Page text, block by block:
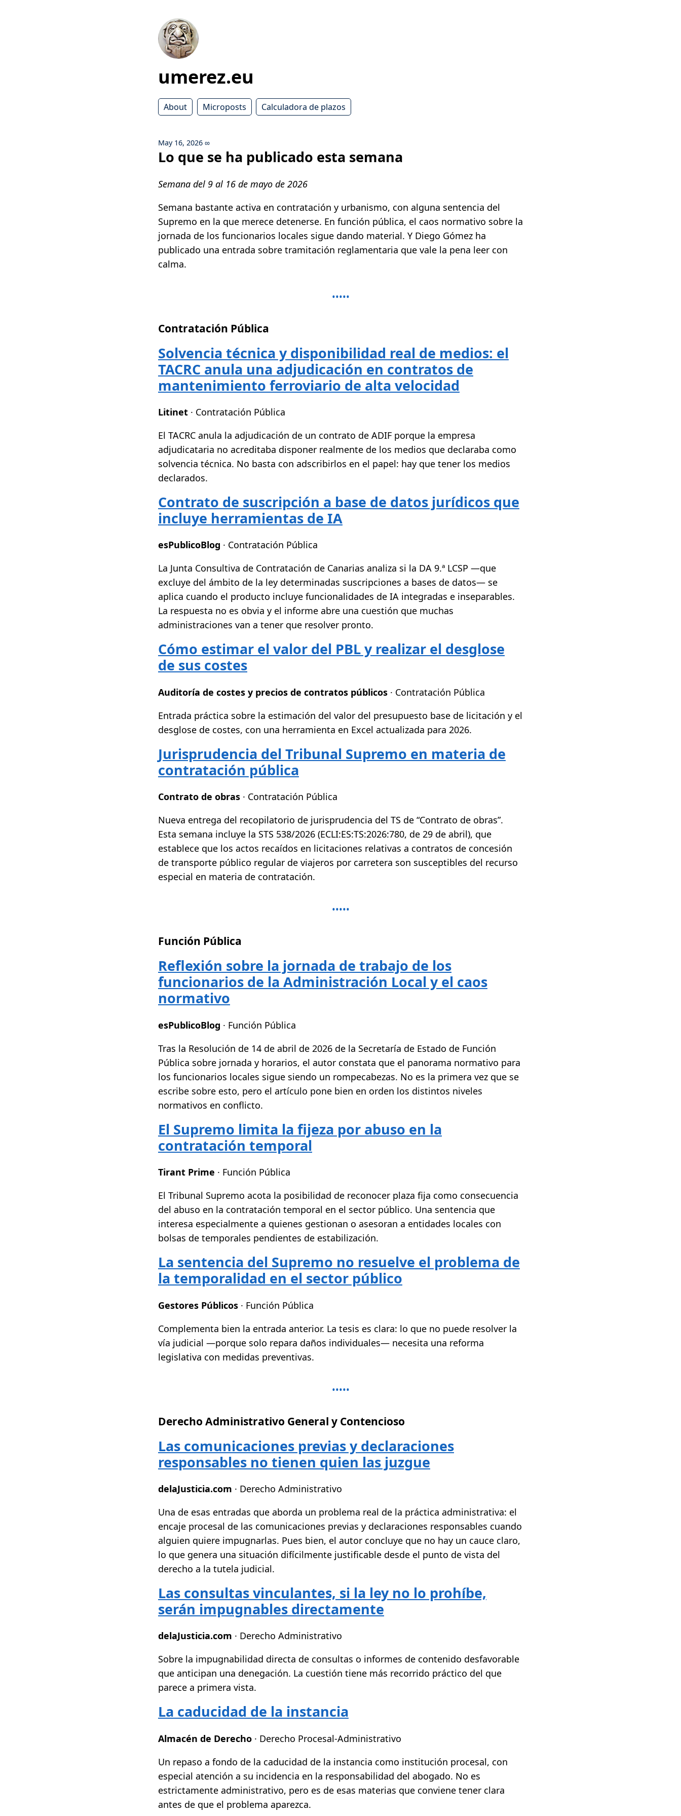
umerez.eu
About Microposts Calculadora de plazos
May 16, 2026 ∞
Lo que se ha publicado esta semana
Semana del 9 al 16 de mayo de 2026
Semana bastante activa en contratación y urbanismo, con alguna sentencia del
Supremo en la que merece detenerse. En función pública, el caos normativo sobre la
jornada de los funcionarios locales sigue dando material. Y Diego Gómez ha
publicado una entrada sobre tramitación reglamentaria que vale la pena leer con
calma.
Contratación Pública
Solvencia técnica y disponibilidad real de medios: el
TACRC anula una adjudicación en contratos de
mantenimiento ferroviario de alta velocidad
Litinet · Contratación Pública
El TACRC anula la adjudicación de un contrato de ADIF porque la empresa
adjudicataria no acreditaba disponer realmente de los medios que declaraba como
solvencia técnica. No basta con adscribirlos en el papel: hay que tener los medios
declarados.
Contrato de suscripción a base de datos jurídicos que
incluye herramientas de IA
esPublicoBlog · Contratación Pública
La Junta Consultiva de Contratación de Canarias analiza si la DA 9.ª LCSP —que
excluye del ámbito de la ley determinadas suscripciones a bases de datos— se
aplica cuando el producto incluye funcionalidades de IA integradas e inseparables.
La respuesta no es obvia y el informe abre una cuestión que muchas
administraciones van a tener que resolver pronto.
Cómo estimar el valor del PBL y realizar el desglose
de sus costes
Auditoría de costes y precios de contratos públicos · Contratación Pública
Entrada práctica sobre la estimación del valor del presupuesto base de licitación y el
desglose de costes, con una herramienta en Excel actualizada para 2026.
Jurisprudencia del Tribunal Supremo en materia de
contratación pública
Contrato de obras · Contratación Pública
Nueva entrega del recopilatorio de jurisprudencia del TS de “Contrato de obras”.
Esta semana incluye la STS 538/2026 (ECLI:ES:TS:2026:780, de 29 de abril), que
establece que los actos recaídos en licitaciones relativas a contratos de concesión
de transporte público regular de viajeros por carretera son susceptibles del recurso
especial en materia de contratación.
Función Pública
Reflexión sobre la jornada de trabajo de los
funcionarios de la Administración Local y el caos
normativo
esPublicoBlog · Función Pública
Tras la Resolución de 14 de abril de 2026 de la Secretaría de Estado de Función
Pública sobre jornada y horarios, el autor constata que el panorama normativo para
los funcionarios locales sigue siendo un rompecabezas. No es la primera vez que se
escribe sobre esto, pero el artículo pone bien en orden los distintos niveles
normativos en conflicto.
El Supremo limita la fijeza por abuso en la
contratación temporal
Tirant Prime · Función Pública
El Tribunal Supremo acota la posibilidad de reconocer plaza fija como consecuencia
del abuso en la contratación temporal en el sector público. Una sentencia que
interesa especialmente a quienes gestionan o asesoran a entidades locales con
bolsas de temporales pendientes de estabilización.
La sentencia del Supremo no resuelve el problema de
la temporalidad en el sector público
Gestores Públicos · Función Pública
Complementa bien la entrada anterior. La tesis es clara: lo que no puede resolver la
vía judicial —porque solo repara daños individuales— necesita una reforma
legislativa con medidas preventivas.
Derecho Administrativo General y Contencioso
Las comunicaciones previas y declaraciones
responsables no tienen quien las juzgue
delaJusticia.com · Derecho Administrativo
Una de esas entradas que aborda un problema real de la práctica administrativa: el
encaje procesal de las comunicaciones previas y declaraciones responsables cuando
alguien quiere impugnarlas. Pues bien, el autor concluye que no hay un cauce claro,
lo que genera una situación difícilmente justificable desde el punto de vista del
derecho a la tutela judicial.
Las consultas vinculantes, si la ley no lo prohíbe,
serán impugnables directamente
delaJusticia.com · Derecho Administrativo
Sobre la impugnabilidad directa de consultas o informes de contenido desfavorable
que anticipan una denegación. La cuestión tiene más recorrido práctico del que
parece a primera vista.
La caducidad de la instancia
Almacén de Derecho · Derecho Procesal-Administrativo
Un repaso a fondo de la caducidad de la instancia como institución procesal, con
especial atención a su incidencia en la responsabilidad del abogado. No es
estrictamente administrativo, pero es de esas materias que conviene tener clara
antes de que el problema aparezca.